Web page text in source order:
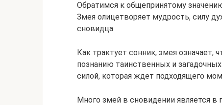
Обратимся к общепринятому
Змея олицетворяет мудрость, силу
сновидца.
Как трактует сонник, змея означает,
познанию таинственных и
силой, которая ждет подходящего
Много змей в сновидении является